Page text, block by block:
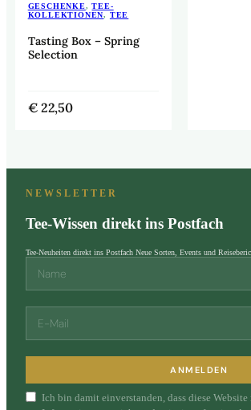
GESCHENKE,TEE-
KOLLEKTIONEN, TEE
Tasting Box – Spring
Selection
€ 22,50
NEWSLETTER
Tee-Wissen direkt ins Postfach
Tee-Neuheiten direkt ins Postfach Neue Sorten, Events und
ANMELDEN
Ich bin damit einverstanden, dass diese